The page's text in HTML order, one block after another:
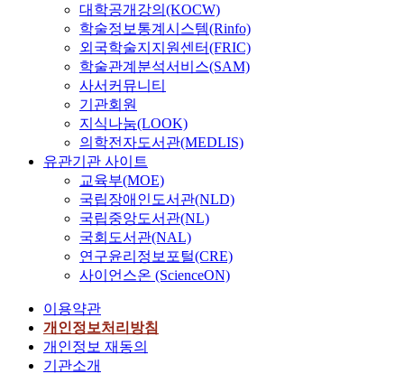
대학공개강의(KOCW)
학술정보통계시스템(Rinfo)
외국학술지지원센터(FRIC)
학술관계분석서비스(SAM)
사서커뮤니티
기관회원
지식나눔(LOOK)
의학전자도서관(MEDLIS)
유관기관 사이트
교육부(MOE)
국립장애인도서관(NLD)
국립중앙도서관(NL)
국회도서관(NAL)
연구윤리정보포털(CRE)
사이언스온 (ScienceON)
이용약관
개인정보처리방침
개인정보 재동의
기관소개